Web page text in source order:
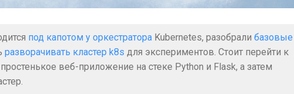
под капотом у оркестратора Kubernetes, разобрали базовые
разворачивать кластер k8s для экспериментов. Стоит перейти к
веб-приложение на стеке Python и Flask, а затем